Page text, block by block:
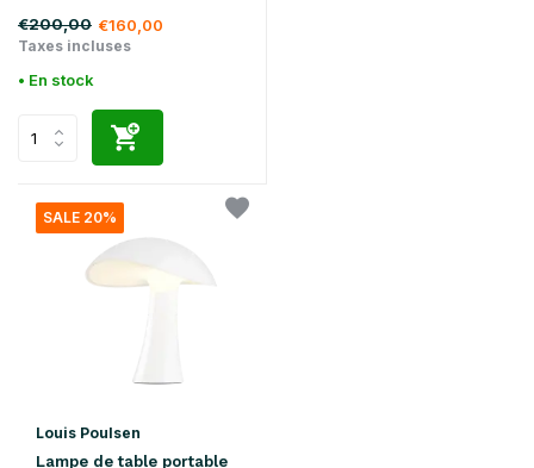
€200,00 €160,00
Taxes incluses
• En stock
SALE 20%
Louis Poulsen
Lampe de table portable